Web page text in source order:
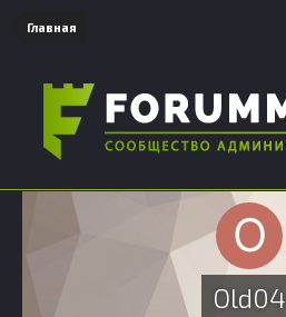
Главная
Old04